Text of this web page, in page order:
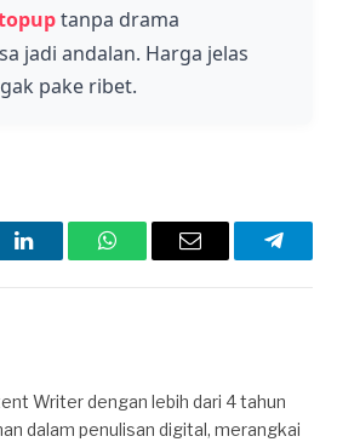
path, weapon, dan artifact
memaksimalkan damage
tanpa drama
jadi andalan. Harga jelas
pake ribet.
LinkedInWhatsAppEmail
Writer dengan lebih dari 4 tahun
dalam penulisan digital, merangkai